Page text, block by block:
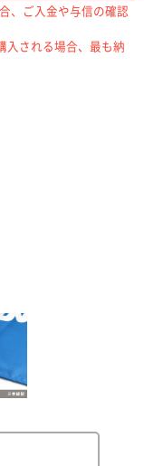
、ご入金や与信の確認
される場合、最も納